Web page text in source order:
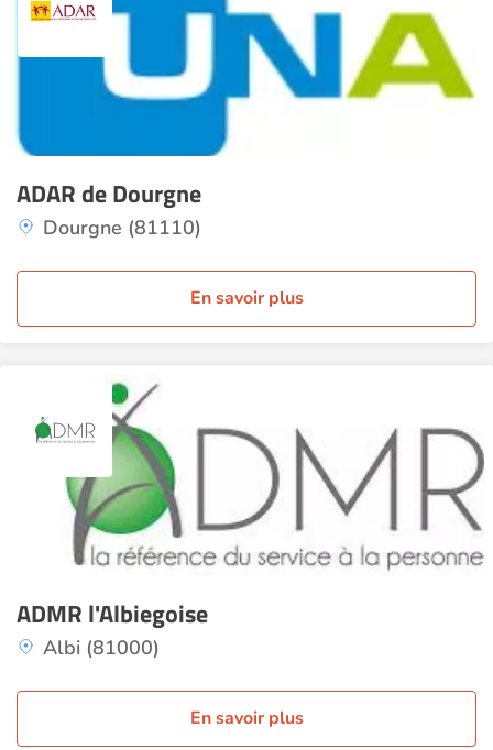
ADAR de Dourgne
Dourgne (81110)
En savoir plus
ADMR l'Albiegoise
Albi (81000)
En savoir plus